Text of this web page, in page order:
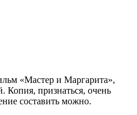
«Мастер и Маргарита»,
признаться, очень
составить можно.